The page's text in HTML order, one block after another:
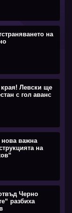
на
Левски ще
с гол аванс
важна
на
Черно
разбиха